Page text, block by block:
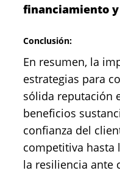
financiamiento
Conclusión:
En resumen, la
estrategias para
sólida reputación
beneficios
confianza del
competitiva hasta
la resiliencia ante